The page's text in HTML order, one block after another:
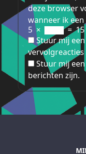
deze browser
wanneer ik
5 × =15
Stuur mij
vervolgreacties
Stuur mij
berichten zijn.